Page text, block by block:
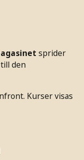
sprider
den
Kurser visas